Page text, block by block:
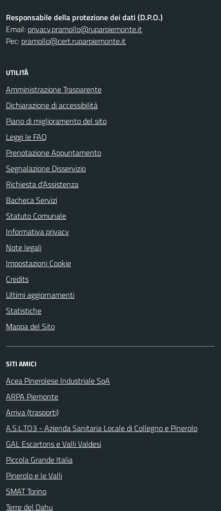
Responsabile della protezione dei dati (D.P.O.)
Email: privacy.pramollo@ruparpiemonte.it
Pec: pramollo@cert.ruparpiemonte.it
UTILITÀ
Amministrazione Trasparente
Dichiarazione di accessibilità
Piano di miglioramento del sito
Leggi le FAQ
Prenotazione Appuntamento
Segnalazione Disservizio
Richiesta d'Assistenza
Bacheca Servizi
Statuto Comunale
Informativa privacy
Note legali
Impostazioni Cookie
Credits
Ultimi aggiornamenti
Statistiche
Mappa del Sito
SITI AMICI
Acea Pinerolese Industriale SpA
ARPA Piemonte
Arriva (trasporti)
A.S.L.TO3 - Azienda Sanitaria Locale di Collegno e Pinerolo
GAL Escartons e Valli Valdesi
Piccola Grande Italia
Pinerolo e le Valli
SMAT Torino
Terre del Dahu